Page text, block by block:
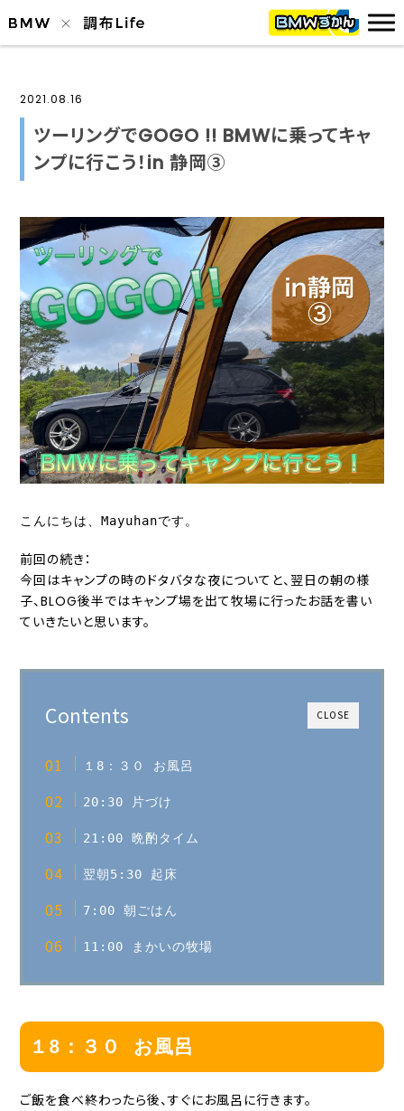
2021.08.16
ツーリングでGOGO !! BMWに乗ってキャ
ンプに行こう！in 静岡③
こんにちは、Mayuhanです。
前回の続き：
今回はキャンプの時のドタバタな夜についてと、翌日の朝の様
子、BLOG後半ではキャンプ場を出て牧場に行ったお話を書い
ていきたいと思います。
CLOSE
Contents
１8：３０ お風呂
20:30 片づけ
21:00 晩酌タイム
翌朝5:30 起床
7:00 朝ごはん
11:00 まかいの牧場
１8：３０ お風呂
ご飯を食べ終わったら後、すぐにお風呂に行きます。